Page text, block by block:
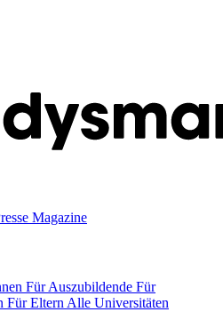
Magazine
Für Auszubildende Für
Für Eltern Alle Universitäten